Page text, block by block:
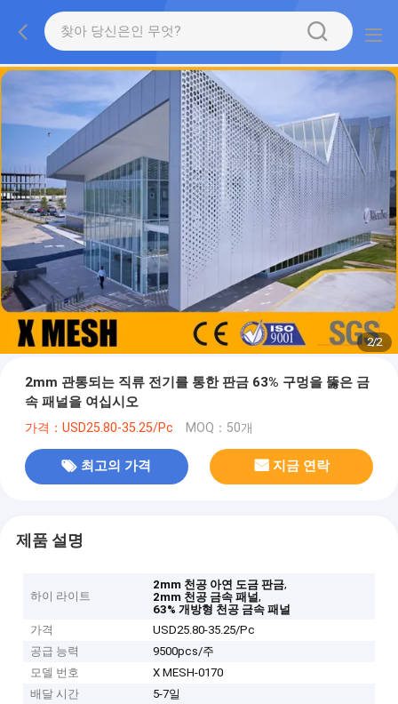
2/2
2mm 관통되는 직류 전기를 통한 판금 63% 구멍을 뚫은 금
속 패널을 여십시오
가격：USD25.80-35.25/Pc MOQ：50개
최고의 가격 지금 연락
제품 설명
하이 라이트
2mm 천공 아연 도금 판금,
2mm 천공 금속 패널,
63% 개방형 천공 금속 패널
가격
USD25.80-35.25/Pc
공급 능력
9500pcs/주
모델 번호
X MESH-0170
배달 시간
5-7일